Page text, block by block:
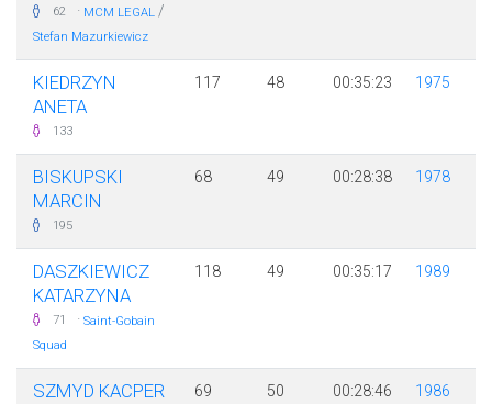
62 · MCM LEGAL /
Stefan Mazurkiewicz
KIEDRZYN
ANETA
133
117 48 00:35:23 1975
BISKUPSKI
MARCIN
195
68 49 00:28:38 1978
DASZKIEWICZ
KATARZYNA
71 · Saint-Gobain
Squad
118 49 00:35:17 1989
SZMYD KACPER 69 50 00:28:46 1986